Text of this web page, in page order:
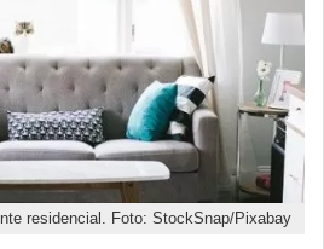
residencial. Foto: StockSnap/Pixabay